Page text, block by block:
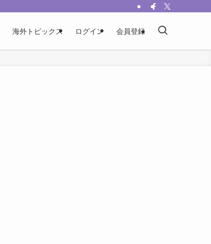
海外トピックス ログイン 会員登録